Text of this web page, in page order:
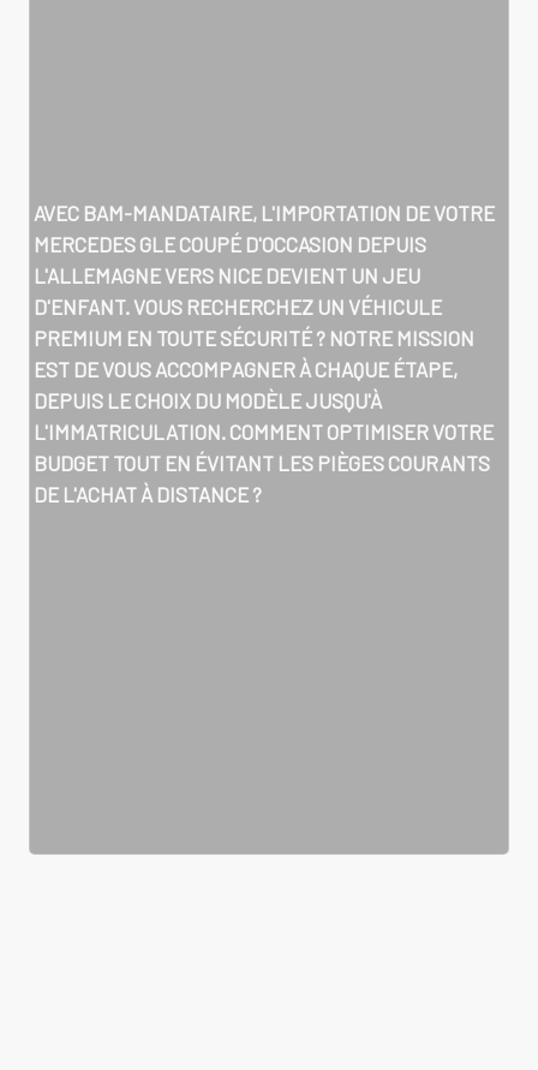
AVEC BAM-MANDATAIRE, L'IMPORTATION DE VOTRE
MERCEDES GLE COUPÉ D'OCCASION DEPUIS
L'ALLEMAGNE VERS NICE DEVIENT UN JEU
D'ENFANT. VOUS RECHERCHEZ UN VÉHICULE
PREMIUM EN TOUTE SÉCURITÉ ? NOTRE MISSION
EST DE VOUS ACCOMPAGNER À CHAQUE ÉTAPE,
DEPUIS LE CHOIX DU MODÈLE JUSQU'À
L'IMMATRICULATION. COMMENT OPTIMISER VOTRE
BUDGET TOUT EN ÉVITANT LES PIÈGES COURANTS
DE L'ACHAT À DISTANCE ?